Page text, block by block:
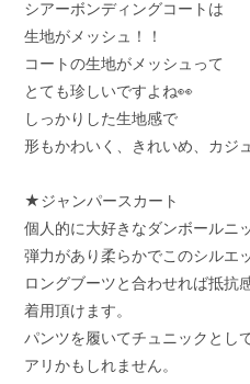
シアーボンディングコートは
生地がメッシュ！！
コートの生地がメッシュって
とても珍しいですよね👀
しっかりした生地感で
形もかわいく、きれいめ、カ
★ジャンパースカート
個人的に大好きなダンボールニ
弾力があり柔らかでこのシルエ
ロングブーツと合わせれば抵抗
着用頂けます。
パンツを履いてチュニックとし
アリかもしれません。